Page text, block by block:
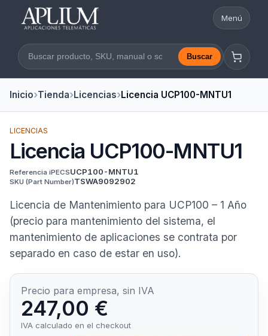
Abrir
Menú
Buscar en la web Buscar
Inicio Tienda Licencias Licencia UCP100-MNTU1
LICENCIAS
Licencia UCP100-MNTU1
Referencia iPECSUCP100-MNTU1
SKU (Part Number)TSWA9092902
Licencia de Mantenimiento para UCP100 – 1 Año
(precio para mantenimiento del sistema, el
mantenimiento de aplicaciones se contrata por
separado en caso de estar en uso).
Precio para empresa, sin IVA
247,00 €
IVA calculado en el checkout